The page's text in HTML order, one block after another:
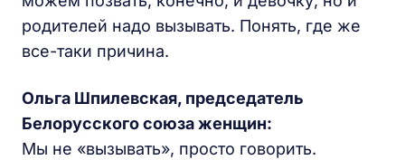
родителей надо вызывать. Понять, где же
все-таки причина.
Ольга Шпилевская, председатель
Белорусского союза женщин:
Мы не «вызывать», просто говорить.